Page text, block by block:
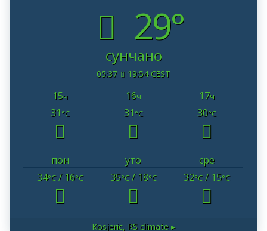
29°
сунчано
05:37 19:54 CEST
15ч 16ч 17ч
31°C 31°C 30°C
пон уто
сре
34°C/ 16°C 35°C/ 18°C 32°C/ 15°C
Kosjeric, RS climate ▸